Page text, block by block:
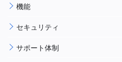
機能
セキュリティ
サポート体制